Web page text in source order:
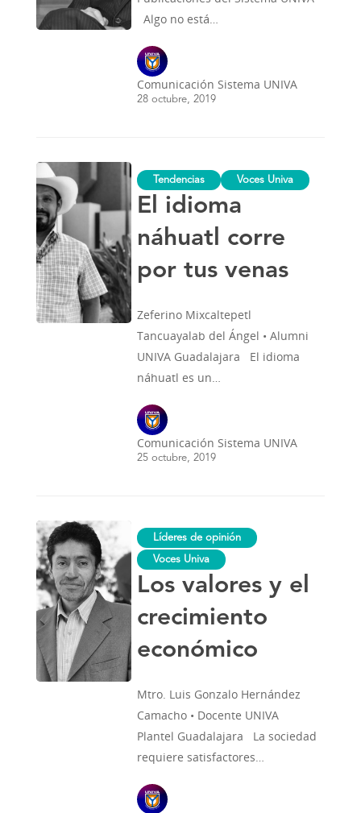
Algo no está…
Comunicación Sistema UNIVA
28 octubre, 2019
El
idioma
náhuatl
corre
tus
venas
Tendencias Voces Univa
El idioma
náhuatl corre
por tus venas
Zeferino Mixcaltepetl
Tancuayalab del Ángel • Alumni
UNIVA Guadalajara El idioma
náhuatl es un…
Comunicación Sistema UNIVA
25 octubre, 2019
Los
valores
y
el
crecimiento
económico
Líderes de opinión
Voces Univa
Los valores y el
crecimiento
económico
Mtro. Luis Gonzalo Hernández
Camacho • Docente UNIVA
Plantel Guadalajara La sociedad
requiere satisfactores…